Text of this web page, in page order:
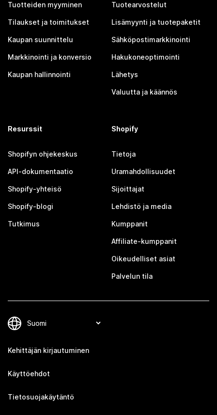
Tuotteiden myyminen
Tilaukset ja toimitukset
Kaupan suunnittelu
Markkinointi ja konversio
Kaupan hallinnointi
Tuotearvostelut
Lisämyynti ja tuotepaketit
Sähköpostimarkkinointi
Hakukoneoptimointi
Lähetys
Valuutta ja käännös
Resurssit
Shopifyn ohjekeskus
API-dokumentaatio
Shopify-yhteisö
Shopify-blogi
Tutkimus
Shopify
Tietoja
Uramahdollisuudet
Sijoittajat
Lehdistö ja media
Kumppanit
Affiliate-kumppanit
Oikeudelliset asiat
Palvelun tila
Kehittäjän kirjautuminen
Käyttöehdot
Tietosuojakäytäntö